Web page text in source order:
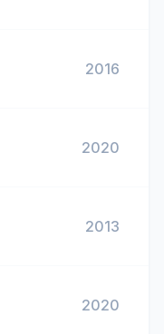
2016
2020
2013
2020